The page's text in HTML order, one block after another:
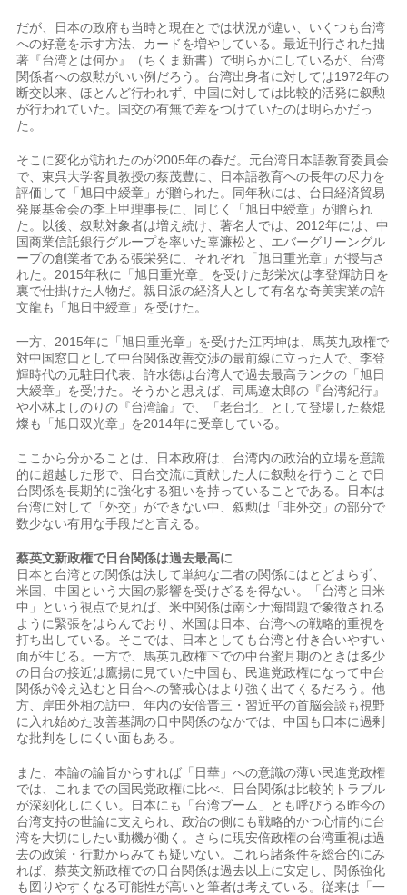
だが、日本の政府も当時と現在とでは状況が違い、いくつも台湾
への好意を示す方法、カードを増やしている。最近刊行された拙
著『台湾とは何か』（ちくま新書）で明らかにしているが、台湾
関係者への叙勲がいい例だろう。台湾出身者に対しては1972年の
断交以来、ほとんど行われず、中国に対しては比較的活発に叙勲
が行われていた。国交の有無で差をつけていたのは明らかだっ
た。
そこに変化が訪れたのが2005年の春だ。元台湾日本語教育委員会
で、東呉大学客員教授の蔡茂豊に、日本語教育への長年の尽力を
評価して「旭日中綬章」が贈られた。同年秋には、台日経済貿易
発展基金会の李上甲理事長に、同じく「旭日中綬章」が贈られ
た。以後、叙勲対象者は増え続け、著名人では、2012年には、中
国商業信託銀行グループを率いた辜濂松と、エバーグリーングル
ープの創業者である張栄発に、それぞれ「旭日重光章」が授与さ
れた。2015年秋に「旭日重光章」を受けた彭栄次は李登輝訪日を
裏で仕掛けた人物だ。親日派の経済人として有名な奇美実業の許
文龍も「旭日中綬章」を受けた。
一方、2015年に「旭日重光章」を受けた江丙坤は、馬英九政権で
対中国窓口として中台関係改善交渉の最前線に立った人で、李登
輝時代の元駐日代表、許水徳は台湾人で過去最高ランクの「旭日
大綬章」を受けた。そうかと思えば、司馬遼太郎の『台湾紀行』
や小林よしのりの『台湾論』で、「老台北」として登場した蔡焜
燦も「旭日双光章」を2014年に受章している。
ここから分かることは、日本政府は、台湾内の政治的立場を意識
的に超越した形で、日台交流に貢献した人に叙勲を行うことで日
台関係を長期的に強化する狙いを持っていることである。日本は
台湾に対して「外交」ができない中、叙勲は「非外交」の部分で
数少ない有用な手段だと言える。
蔡英文新政権で日台関係は過去最高に
日本と台湾との関係は決して単純な二者の関係にはとどまらず、
米国、中国という大国の影響を受けざるを得ない。「台湾と日米
中」という視点で見れば、米中関係は南シナ海問題で象徴される
ように緊張をはらんでおり、米国は日本、台湾への戦略的重視を
打ち出している。そこでは、日本としても台湾と付き合いやすい
面が生じる。一方で、馬英九政権下での中台蜜月期のときは多少
の日台の接近は鷹揚に見ていた中国も、民進党政権になって中台
関係が冷え込むと日台への警戒心はより強く出てくるだろう。他
方、岸田外相の訪中、年内の安倍晋三・習近平の首脳会談も視野
に入れ始めた改善基調の日中関係のなかでは、中国も日本に過剰
な批判をしにくい面もある。
また、本論の論旨からすれば「日華」への意識の薄い民進党政権
では、これまでの国民党政権に比べ、日台関係は比較的トラブル
が深刻化しにくい。日本にも「台湾ブーム」とも呼びうる昨今の
台湾支持の世論に支えられ、政治の側にも戦略的かつ心情的に台
湾を大切にしたい動機が働く。さらに現安倍政権の台湾重視は過
去の政策・行動からみても疑いない。これら諸条件を総合的にみ
れば、蔡英文新政権での日台関係は過去以上に安定し、関係強化
も図りやすくなる可能性が高いと筆者は考えている。従来は「一